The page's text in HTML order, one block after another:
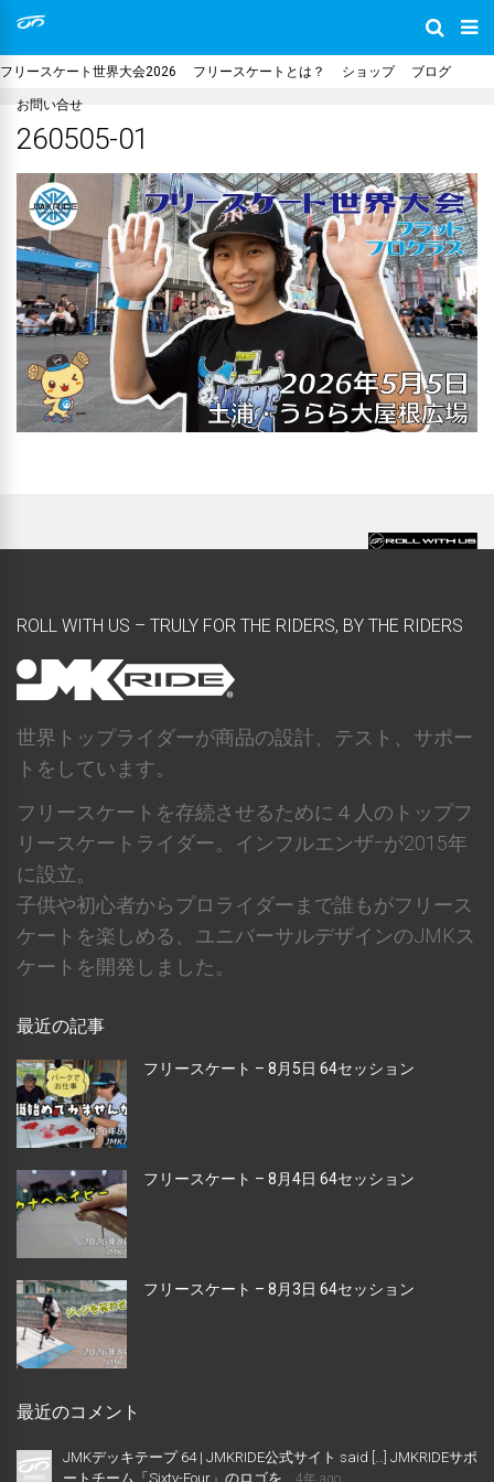
フリースケート世界大会2026 フリースケートとは？ ショップ ブログ
お問い合せ
260505-01
ROLL WITH US – TRULY FOR THE RIDERS, BY THE RIDERS
世界トップライダーが商品の設計、テスト、サポー
トをしています。
フリースケートを存続させるために４人のトップフ
リースケートライダー。インフルエンザｰが2015年
に設立。
子供や初心者からプロライダーまで誰もがフリース
ケートを楽しめる、ユニバーサルデザインのJMKス
ケートを開発しました。
最近の記事
フリースケート – 8月5日 64セッション
フリースケート – 8月4日 64セッション
フリースケート – 8月3日 64セッション
最近のコメント
JMKデッキテープ 64 | JMKRIDE公式サイト said […] JMKRIDEサポ
ートチーム「Sixty-Four」のロゴを...
4年 ago